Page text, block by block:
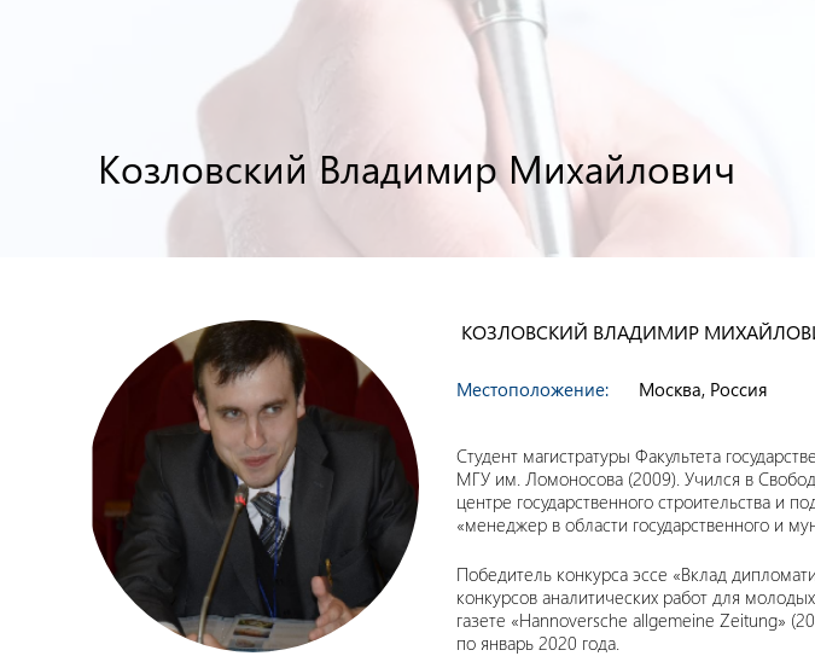
Козловский Владимир Михайлович
КОЗЛОВСКИЙ ВЛАДИМИР
Местоположение: Москва, Россия
Студент магистратуры Факультета
МГУ им. Ломоносова (2009). Учился в
центре государственного строительства и
«менеджер в области государственного и
Победитель конкурса эссе «Вклад
конкурсов аналитических работ для
газете «Hannoversche allgemeine Zeitung»
по январь 2020 года.